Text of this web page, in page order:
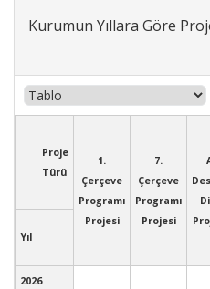
Kurumun Yıllara Göre
Proje
Türü
1.
Çerçeve
Programı
Projesi
7.
Çerçeve
Programı
Projesi
Yıl
2026